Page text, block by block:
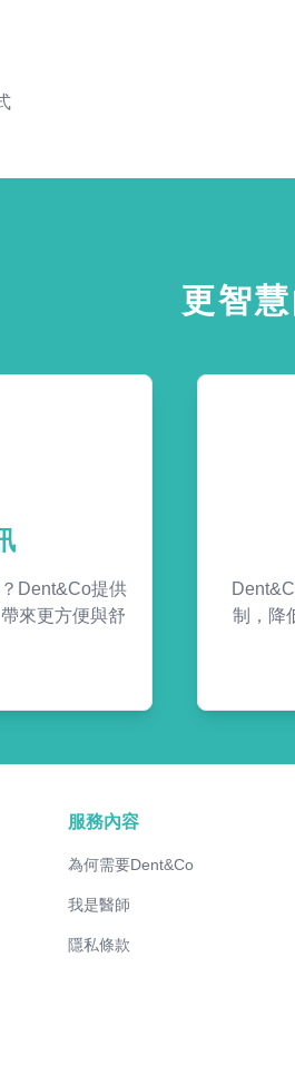
更智
Dent&Co提供
來更方便與舒
制，降
服務內容
為何需要Dent&Co
我是醫師
隱私條款